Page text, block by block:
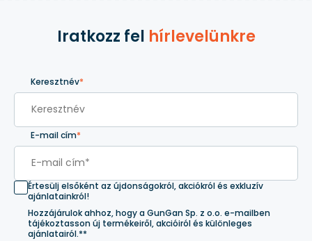
Iratkozz fel hírlevelünkre
Keresztnév*
E-mail cím*
Értesülj elsőként az újdonságokról, akciókról és exkluzív
ajánlatainkról!
Hozzájárulok ahhoz, hogy a GunGan Sp. z o.o. e-mailben
tájékoztasson új termékeiről, akcióiról és különleges
ajánlatairól.**